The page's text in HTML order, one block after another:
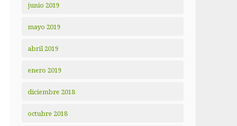
junio 2019
mayo 2019
abril 2019
enero 2019
diciembre 2018
octubre 2018